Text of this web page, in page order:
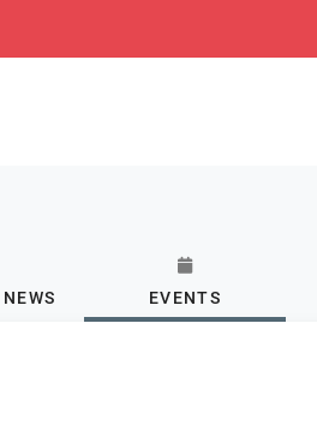
EVENTS